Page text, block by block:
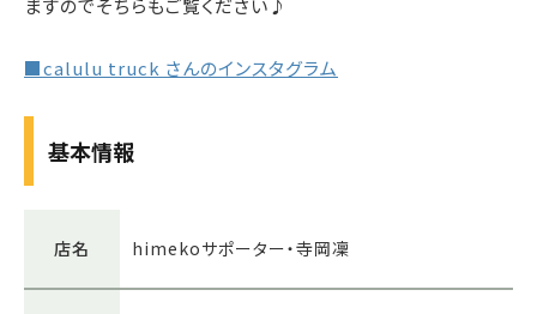
ますのでそちらもご覧ください♪
■calulu truck さんのインスタグラム
基本情報
店名 himekoサポーター・寺岡凜